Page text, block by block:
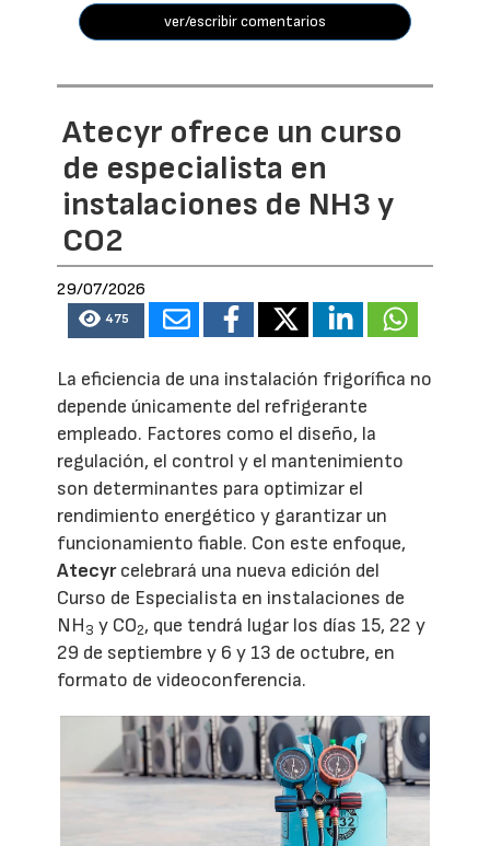
ver/escribir comentarios
Atecyr ofrece un curso
de especialista en
instalaciones de NH3 y
CO2
29/07/2026
475
La eficiencia de una instalación frigorífica no
depende únicamente del refrigerante
empleado. Factores como el diseño, la
regulación, el control y el mantenimiento
son determinantes para optimizar el
rendimiento energético y garantizar un
funcionamiento fiable. Con este enfoque,
Atecyrcelebrará una nueva edición del
Curso de Especialista en instalaciones de
NH3 y CO2, que tendrá lugar los días 15, 22 y
29 de septiembre y 6 y 13 de octubre, en
formato de videoconferencia.